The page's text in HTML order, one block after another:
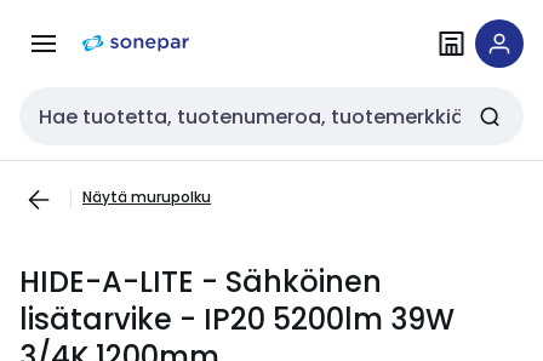
navigointiinsisältöön
Haku
Näytä murupolku
HIDE-A-LITE - Sähköinen
lisätarvike - IP20 5200lm 39W